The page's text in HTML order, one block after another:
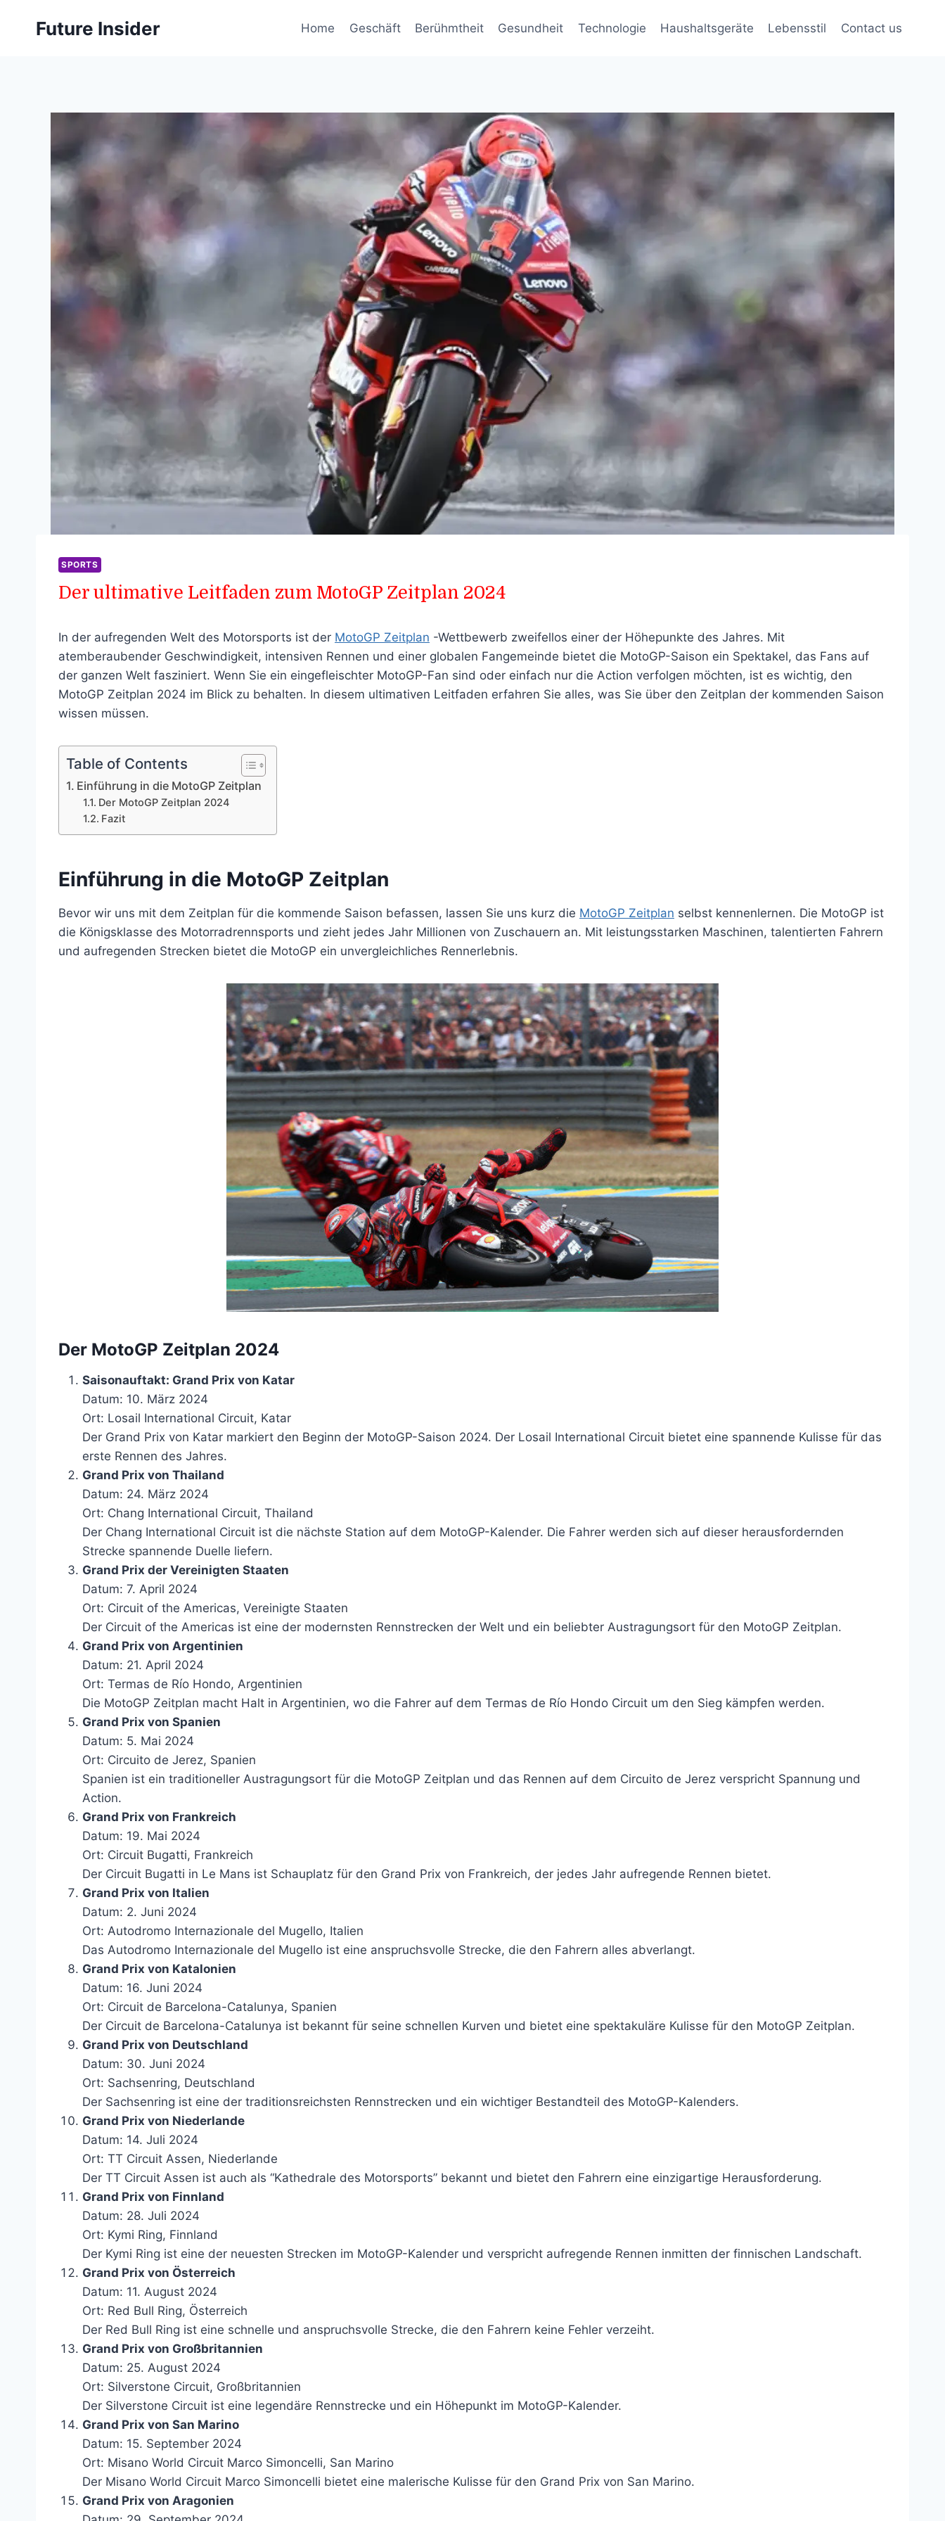
Future Insider Home Geschäft Berühmtheit Gesundheit Technologie Haushaltsgeräte Lebensstil Contact us
SPORTS
Der ultimative Leitfaden zum MotoGP Zeitplan 2024
In der aufregenden Welt des Motorsports ist der MotoGP Zeitplan -Wettbewerb zweifellos einer der Höhepunkte des Jahres. Mit
atemberaubender Geschwindigkeit, intensiven Rennen und einer globalen Fangemeinde bietet die MotoGP-Saison ein Spektakel, das Fans auf
der ganzen Welt fasziniert. Wenn Sie ein eingefleischter MotoGP-Fan sind oder einfach nur die Action verfolgen möchten, ist es wichtig, den
MotoGP Zeitplan 2024 im Blick zu behalten. In diesem ultimativen Leitfaden erfahren Sie alles, was Sie über den Zeitplan der kommenden Saison
wissen müssen.
Table of Contents
Einführung in die MotoGP Zeitplan
Der MotoGP Zeitplan 2024
Fazit
Einführung in die MotoGP Zeitplan
Bevor wir uns mit dem Zeitplan für die kommende Saison befassen, lassen Sie uns kurz die MotoGP Zeitplan selbst kennenlernen. Die MotoGP ist
die Königsklasse des Motorradrennsports und zieht jedes Jahr Millionen von Zuschauern an. Mit leistungsstarken Maschinen, talentierten Fahrern
und aufregenden Strecken bietet die MotoGP ein unvergleichliches Rennerlebnis.
Der MotoGP Zeitplan 2024
Saisonauftakt: Grand Prix von Katar
Datum: 10. März 2024
Ort: Losail International Circuit, Katar
Der Grand Prix von Katar markiert den Beginn der MotoGP-Saison 2024. Der Losail International Circuit bietet eine spannende Kulisse für das
erste Rennen des Jahres.
Grand Prix von Thailand
Datum: 24. März 2024
Ort: Chang International Circuit, Thailand
Der Chang International Circuit ist die nächste Station auf dem MotoGP-Kalender. Die Fahrer werden sich auf dieser herausfordernden
Strecke spannende Duelle liefern.
Grand Prix der Vereinigten Staaten
Datum: 7. April 2024
Ort: Circuit of the Americas, Vereinigte Staaten
Der Circuit of the Americas ist eine der modernsten Rennstrecken der Welt und ein beliebter Austragungsort für den MotoGP Zeitplan.
Grand Prix von Argentinien
Datum: 21. April 2024
Ort: Termas de Río Hondo, Argentinien
Die MotoGP Zeitplan macht Halt in Argentinien, wo die Fahrer auf dem Termas de Río Hondo Circuit um den Sieg kämpfen werden.
Grand Prix von Spanien
Datum: 5. Mai 2024
Ort: Circuito de Jerez, Spanien
Spanien ist ein traditioneller Austragungsort für die MotoGP Zeitplan und das Rennen auf dem Circuito de Jerez verspricht Spannung und
Action.
Grand Prix von Frankreich
Datum: 19. Mai 2024
Ort: Circuit Bugatti, Frankreich
Der Circuit Bugatti in Le Mans ist Schauplatz für den Grand Prix von Frankreich, der jedes Jahr aufregende Rennen bietet.
Grand Prix von Italien
Datum: 2. Juni 2024
Ort: Autodromo Internazionale del Mugello, Italien
Das Autodromo Internazionale del Mugello ist eine anspruchsvolle Strecke, die den Fahrern alles abverlangt.
Grand Prix von Katalonien
Datum: 16. Juni 2024
Ort: Circuit de Barcelona-Catalunya, Spanien
Der Circuit de Barcelona-Catalunya ist bekannt für seine schnellen Kurven und bietet eine spektakuläre Kulisse für den MotoGP Zeitplan.
Grand Prix von Deutschland
Datum: 30. Juni 2024
Ort: Sachsenring, Deutschland
Der Sachsenring ist eine der traditionsreichsten Rennstrecken und ein wichtiger Bestandteil des MotoGP-Kalenders.
Grand Prix von Niederlande
Datum: 14. Juli 2024
Ort: TT Circuit Assen, Niederlande
Der TT Circuit Assen ist auch als “Kathedrale des Motorsports” bekannt und bietet den Fahrern eine einzigartige Herausforderung.
Grand Prix von Finnland
Datum: 28. Juli 2024
Ort: Kymi Ring, Finnland
Der Kymi Ring ist eine der neuesten Strecken im MotoGP-Kalender und verspricht aufregende Rennen inmitten der finnischen Landschaft.
Grand Prix von Österreich
Datum: 11. August 2024
Ort: Red Bull Ring, Österreich
Der Red Bull Ring ist eine schnelle und anspruchsvolle Strecke, die den Fahrern keine Fehler verzeiht.
Grand Prix von Großbritannien
Datum: 25. August 2024
Ort: Silverstone Circuit, Großbritannien
Der Silverstone Circuit ist eine legendäre Rennstrecke und ein Höhepunkt im MotoGP-Kalender.
Grand Prix von San Marino
Datum: 15. September 2024
Ort: Misano World Circuit Marco Simoncelli, San Marino
Der Misano World Circuit Marco Simoncelli bietet eine malerische Kulisse für den Grand Prix von San Marino.
Grand Prix von Aragonien